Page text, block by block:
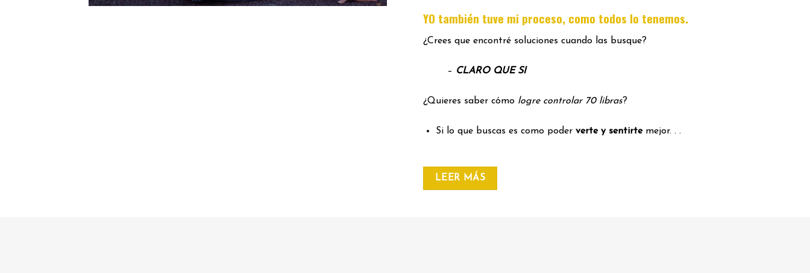
YO también tuve mi proceso, como todos lo tenemos.
¿Crees que encontré soluciones cuando las busque?
– CLARO QUE SI
¿Quieres saber cómo logre controlar 70 libras?
Si lo que buscas es como poder verte y sentirtemejor. . .
LEER MÁS